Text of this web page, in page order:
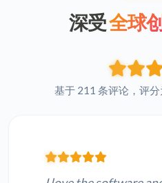
深受全球
基于 211 条评论，评分